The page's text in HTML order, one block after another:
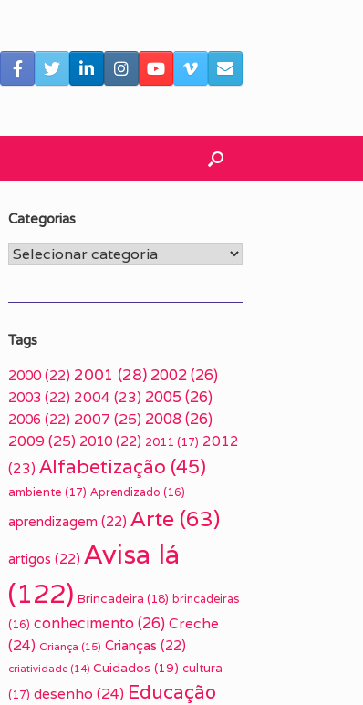
Categorias
Categorias
Tags
2000 (22) 2001 (28) 2002(26)
2003 (22) 2004 (23) 2005 (26)
2006 (22) 2007 (25) 2008(26)
2009(25) 2010 (22) 2011 (17) 2012
(23) Alfabetização (45)
ambiente (17) Aprendizado (16)
aprendizagem (22) Arte (63)
artigos (22) Avisa lá
(122) Brincadeira (18) brincadeiras
(16) conhecimento(26) Creche
(24) Criança (15) Crianças (22)
criatividade (14) Cuidados (19) cultura
(17) desenho (24) Educação